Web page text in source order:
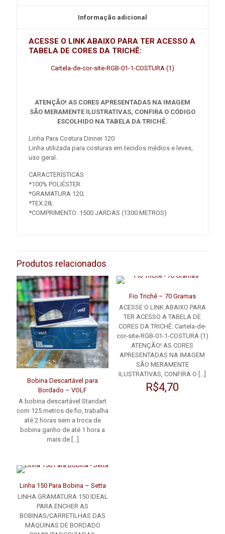
Informação adicional
ACESSE O LINK ABAIXO PARA TER ACESSO A
TABELA DE CORES DA TRICHÊ:
Cartela-de-cor-site-RGB-01-1-COSTURA (1)
ATENÇÃO! AS CORES APRESENTADAS NA IMAGEM
SÃO MERAMENTE ILUSTRATIVAS, CONFIRA O CÓDIGO
ESCOLHIDO NA TABELA DA TRICHÊ.
Linha Para Costura Dinner 120
Linha utilizada para costuras em tecidos médios e leves,
uso geral.
CARACTERÍSTICAS
*100% POLIÉSTER
*GRAMATURA 120;
*TEX 28;
*COMPRIMENTO: 1500 JARDAS (1300 METROS)
Produtos relacionados
Bobina Descartável para
Bordado – VOLF
A bobina descartável Standart
com 125 metros de fio, trabalha
até 2 horas sem a troca de
bobina ganho de até 1 hora a
mais de[…]
Fio Trichê – 70 Gramas
ACESSE O LINK ABAIXO PARA
TER ACESSO A TABELA DE
CORES DA TRICHÊ: Cartela-de-
cor-site-RGB-01-1-COSTURA (1)
ATENÇÃO! AS CORES
APRESENTADAS NA IMAGEM
SÃO MERAMENTE
ILUSTRATIVAS, CONFIRA O […]
R$4,70
Linha 150 Para Bobina – Setta
LINHA GRAMATURA 150 IDEAL
PARA ENCHER AS
BOBINAS/CARRETILHAS DAS
MÁQUINAS DE BORDADO